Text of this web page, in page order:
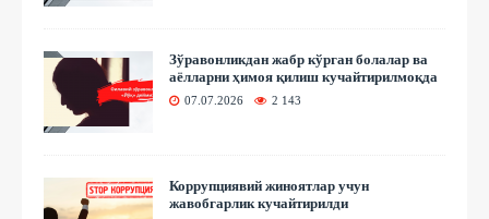
Зўравонликдан жабр кўрган болалар ва
аёлларни ҳимоя қилиш кучайтирилмоқда
07.07.2026 2 143
Коррупциявий жиноятлар учун
жавобгарлик кучайтирилди